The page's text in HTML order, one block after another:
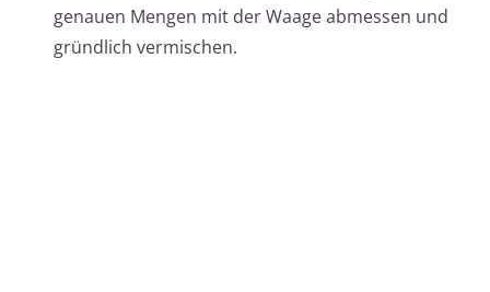
genauen Mengen mit der Waage abmessen und
gründlich vermischen.